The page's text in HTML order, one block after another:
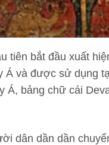
tiên bắt đầu xuất
và được sử dụng
bảng chữ cái
dân dần dần